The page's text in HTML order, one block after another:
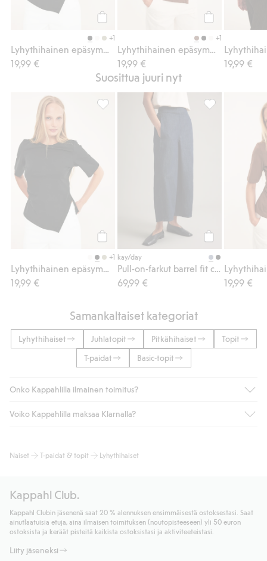
+1
19,99 €
+1
19,99 €
19,99 €
Suosittua juuri nyt
+1
19,99 €
Lyhythihainen epäsymmetrinen paita,
Osta
kay/day
69,99 €
Pull-on-farkut
19,99 €
Samankaltaiset kategoriat
Lyhythihaiset Juhlatopit Pitkähihaiset
Topit
T-paidat
Basic-topit
Onko Kappahlilla ilmainen toimitus?
Jos olet Kappahl Clubin jäsen, saat aina ilmaisen toimituksen
kotiinkuljetusta). Toimituskulut poistuvat automaattisesti, kun
noutopisteeseen tai pakettiautomaattiin ja PostNordin
kotiinkuljetuksella 6,99 €, riippumatta ostosummasta.
Lue lisää
Voiko Kappahlilla maksaa Klarnalla?
maksutavat, kuten laskun, sekä muita maksuvaihtoehtoja.
Lisätietoja Klarnan maksuehdoista
Lue lisää
Naiset T-paidat & topit Lyhythihaiset
Kappahl Club.
Kappahl Clubin jäsenenä saat 20 % alennuksen ensimmäisestä ostoksestasi. Saat
ainutlaatuisia etuja, aina ilmaisen toimituksen (noutopisteeseen) yli 50 euron
ostoksista ja keräät pisteitä kaikista ostoksistasi ja aktiviteeteistasi.
Liity jäseneksi